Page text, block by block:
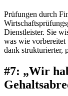
Prüfungen durch
Dienstleister. Sie
was wie vorbereitet
dank strukturierter,
#7: „Wir